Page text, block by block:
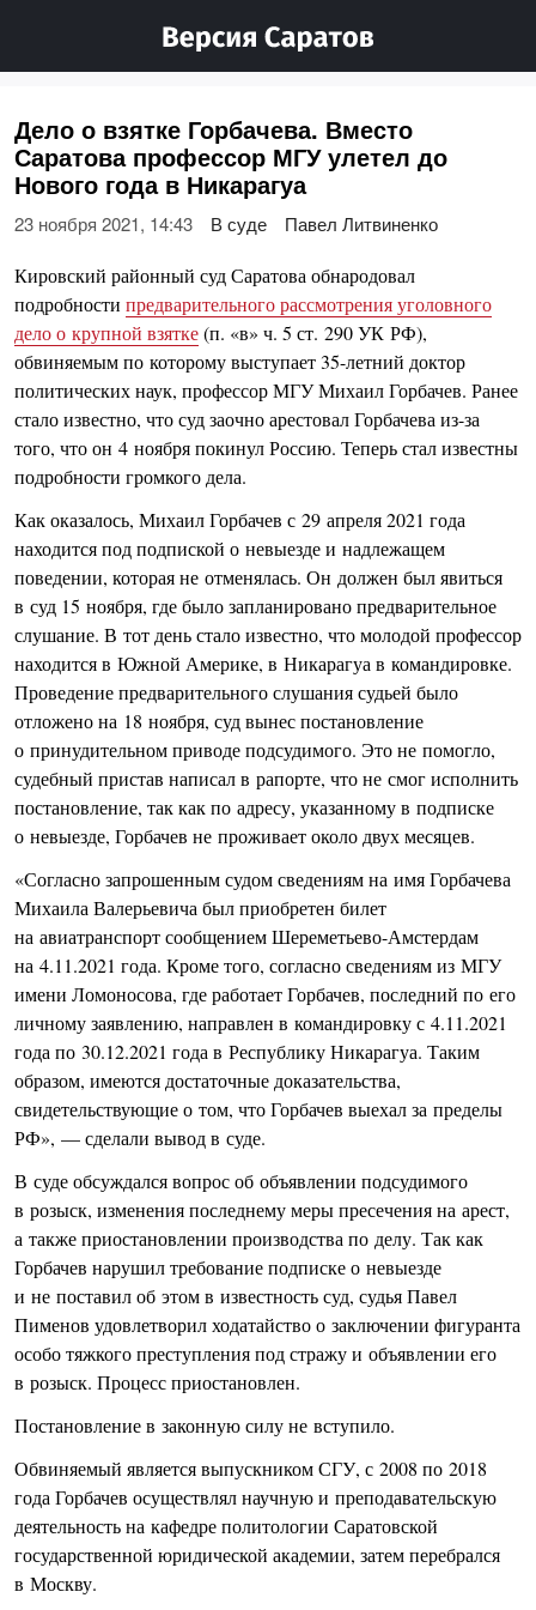
Дело о взятке Горбачева. Вместо
Саратова профессор МГУ улетел до
Нового года в Никарагуа
23 ноября 2021, 14:43 В суде Павел Литвиненко
Кировский районный суд Саратова обнародовал
подробности предварительного рассмотрения уголовного
дело о крупной взятке(п. «в» ч. 5 ст. 290 УК РФ),
обвиняемым по которому выступает 35-летний доктор
политических наук, профессор МГУ Михаил Горбачев. Ранее
стало известно, что суд заочно арестовал Горбачева из-за
того, что он 4 ноября покинул Россию. Теперь стал известны
подробности громкого дела.
Как оказалось, Михаил Горбачев с 29 апреля 2021 года
находится под подпиской о невыезде и надлежащем
поведении, которая не отменялась. Он должен был явиться
в суд 15 ноября, где было запланировано предварительное
слушание. В тот день стало известно, что молодой профессор
находится в Южной Америке, в Никарагуа в командировке.
Проведение предварительного слушания судьей было
отложено на 18 ноября, суд вынес постановление
о принудительном приводе подсудимого. Это не помогло,
судебный пристав написал в рапорте, что не смог исполнить
постановление, так как по адресу, указанному в подписке
о невыезде, Горбачев не проживает около двух месяцев.
«Согласно запрошенным судом сведениям на имя Горбачева
Михаила Валерьевича был приобретен билет
на авиатранспорт сообщением Шереметьево-Амстердам
на 4.11.2021 года. Кроме того, согласно сведениям из МГУ
имени Ломоносова, где работает Горбачев, последний по его
личному заявлению, направлен в командировку с 4.11.2021
года по 30.12.2021 года в Республику Никарагуа. Таким
образом, имеются достаточные доказательства,
свидетельствующие о том, что Горбачев выехал за пределы
РФ», — сделали вывод в суде.
В суде обсуждался вопрос об объявлении подсудимого
в розыск, изменения последнему меры пресечения на арест,
а также приостановлении производства по делу. Так как
Горбачев нарушил требование подписке о невыезде
и не поставил об этом в известность суд, судья Павел
Пименов удовлетворил ходатайство о заключении фигуранта
особо тяжкого преступления под стражу и объявлении его
в розыск. Процесс приостановлен.
Постановление в законную силу не вступило.
Обвиняемый является выпускником СГУ, с 2008 по 2018
года Горбачев осуществлял научную и преподавательскую
деятельность на кафедре политологии Саратовской
государственной юридической академии, затем перебрался
в Москву.